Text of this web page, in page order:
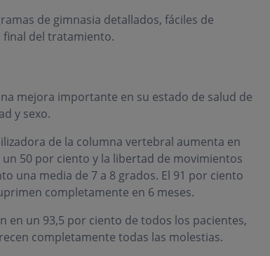
de gimnasia detallados, fáciles de
final del tratamiento.
mejora importante en su estado de salud de
y sexo.
de la columna vertebral aumenta en
50 por ciento y la libertad de movimientos
una media de 7 a 8 grados. El 91 por ciento
completamente en 6 meses.
en un 93,5 por ciento de todos los pacientes,
completamente todas las molestias.